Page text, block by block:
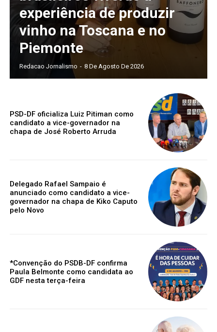
experiência de produzir
vinho na Toscana e no
Piemonte
Redacao Jornalismo - 8 De Agosto De 2026
PSD-DF oficializa Luiz Pitiman como
candidato a vice-governador na
chapa de José Roberto Arruda
Delegado Rafael Sampaio é
anunciado como candidato a vice-
governador na chapa de Kiko Caputo
pelo Novo
*Convenção do PSDB-DF confirma
Paula Belmonte como candidata ao
GDF nesta terça-feira